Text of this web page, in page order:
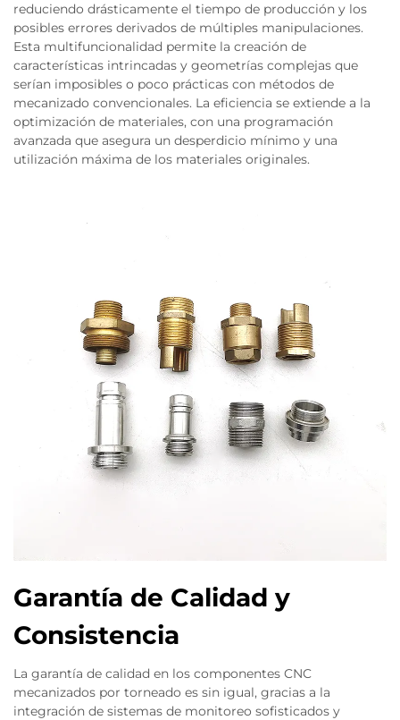
reduciendo drásticamente el tiempo de producción y los
posibles errores derivados de múltiples manipulaciones.
Esta multifuncionalidad permite la creación de
características intrincadas y geometrías complejas que
serían imposibles o poco prácticas con métodos de
mecanizado convencionales. La eficiencia se extiende a la
optimización de materiales, con una programación
avanzada que asegura un desperdicio mínimo y una
utilización máxima de los materiales originales.
Garantía de Calidad y
Consistencia
La garantía de calidad en los componentes CNC
mecanizados por torneado es sin igual, gracias a la
integración de sistemas de monitoreo sofisticados y